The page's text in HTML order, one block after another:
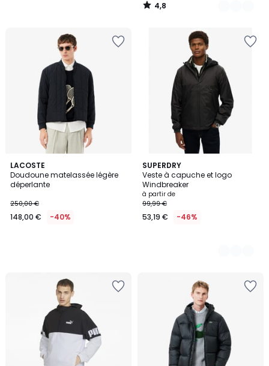
4,8
/
LACOSTE
Doudoune matelassée légère
déperlante
250,00 €
148,00 € -40%
SUPERDRY
Veste à capuche et logo
Windbreaker
à partir de
99,99 €
53,19 € -46%
3
Couleurs